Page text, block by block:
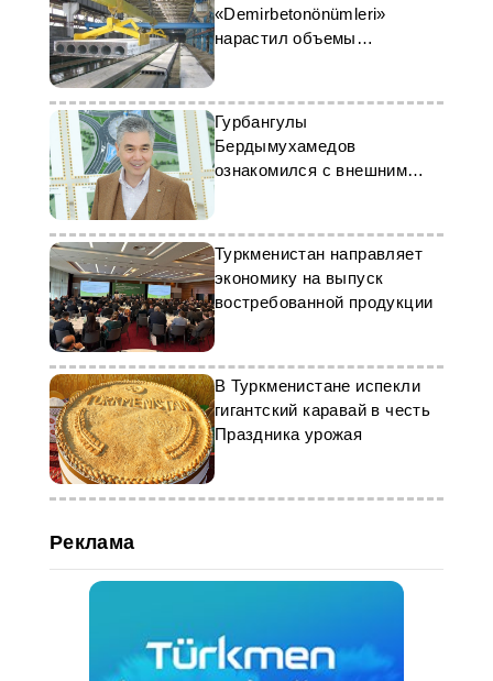
«Demirbetonönümleri»
нарастил объемы
производства
Гурбангулы
Бердымухамедов
ознакомился с внешним
видом одного из мостов в
Туркменистан направляет
экономику на выпуск
востребованной продукции
В Туркменистане испекли
гигантский каравай в честь
Праздника урожая
Реклама